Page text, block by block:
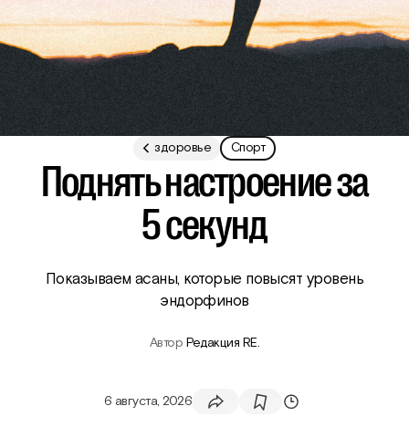
о мире
карьера
здоровье Спорт
Поднять настроение за
5 секунд
Показываем асаны, которые повысят уровень
эндорфинов
Автор Редакция RE.
6 августа, 2026